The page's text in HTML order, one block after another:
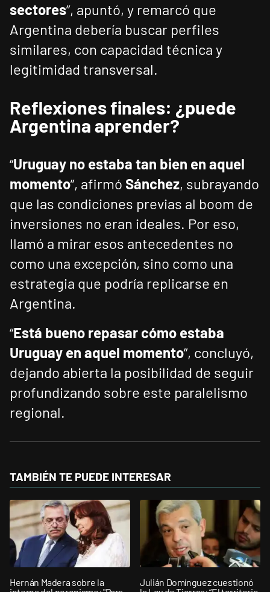
sectores”, apuntó, y remarcó que
Argentina debería buscar perfiles
similares, con capacidad técnica y
legitimidad transversal.
Reflexiones finales: ¿puede
Argentina aprender?
“Uruguay no estaba tan bien en aquel
momento”, afirmó Sánchez, subrayando
que las condiciones previas al boom de
inversiones no eran ideales. Por eso,
llamó a mirar esos antecedentes no
como una excepción, sino como una
estrategia que podría replicarse en
Argentina.
“Está bueno repasar cómo estaba
Uruguay en aquel momento”, concluyó,
dejando abierta la posibilidad de seguir
profundizando sobre este paralelismo
regional.
TAMBIÉN TE PUEDE INTERESAR
Hernán Madera sobre la
Julián Domínguez cuestionó